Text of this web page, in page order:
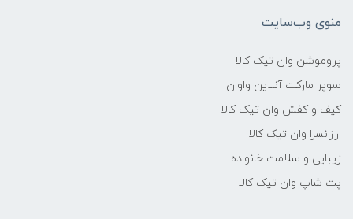
منوی وب‌سایت
پروموشن وان تیک کالا
سوپر مارکت آنلاین واوان
کیف و کفش وان تیک کالا
ارزانسرا وان تیک کالا
زیبایی و سلامت خانواده
پت شاپ وان تیک کالا